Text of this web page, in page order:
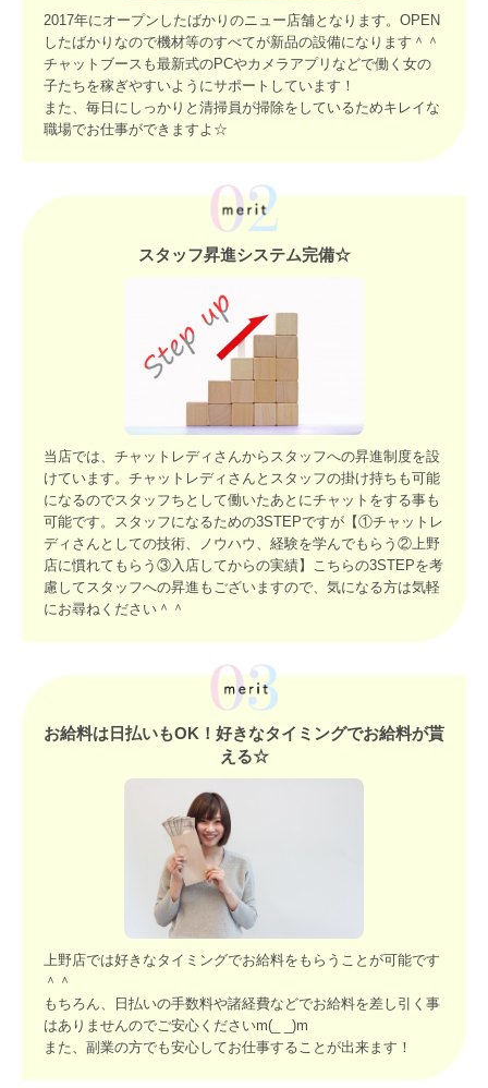
2017年にオープンしたばかりのニュー店舗となります。OPEN
したばかりなので機材等のすべてが新品の設備になります＾＾
チャットブースも最新式のPCやカメラアプリなどで働く女の
子たちを稼ぎやすいようにサポートしています！
また、毎日にしっかりと清掃員が掃除をしているためキレイな
職場でお仕事ができますよ☆
スタッフ昇進システム完備☆
当店では、チャットレディさんからスタッフへの昇進制度を設
けています。チャットレディさんとスタッフの掛け持ちも可能
になるのでスタッフちとして働いたあとにチャットをする事も
可能です。スタッフになるための3STEPですが【①チャットレ
ディさんとしての技術、ノウハウ、経験を学んでもらう②上野
店に慣れてもらう③入店してからの実績】こちらの3STEPを考
慮してスタッフへの昇進もございますので、気になる方は気軽
にお尋ねください＾＾
お給料は日払いもOK！好きなタイミングでお給料が貰
える☆
上野店では好きなタイミングでお給料をもらうことが可能です
＾＾
もちろん、日払いの手数料や諸経費などでお給料を差し引く事
はありませんのでご安心くださいm(_ _)m
また、副業の方でも安心してお仕事することが出来ます！